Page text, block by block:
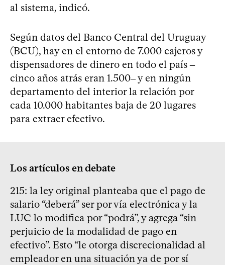
al sistema, indicó.
Según datos del Banco Central del Uruguay
(BCU), hay en el entorno de 7.000 cajeros y
dispensadores de dinero en todo el país ‒
cinco años atrás eran 1.500‒ y en ningún
departamento del interior la relación por
cada 10.000 habitantes baja de 20 lugares
para extraer efectivo.
Los artículos en debate
215: la ley original planteaba que el pago de
salario “deberá” ser por vía electrónica y la
LUC lo modifica por “podrá”, y agrega “sin
perjuicio de la modalidad de pago en
efectivo”. Esto “le otorga discrecionalidad al
empleador en una situación ya de por sí